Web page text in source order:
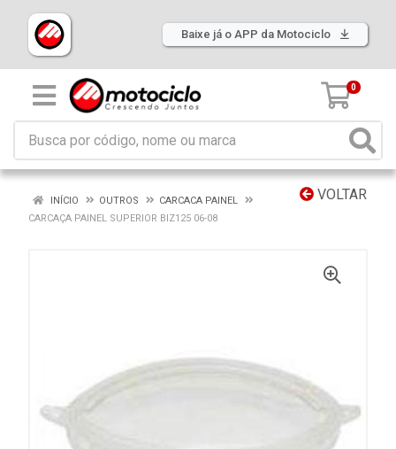
Baixe já o APP da Motociclo
0
VOLTAR
INÍCIO OUTROS
CARCACA PAINEL
CARCAÇA PAINEL SUPERIOR BIZ125 06-08